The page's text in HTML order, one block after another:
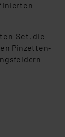
Set, die
Pinzetten-